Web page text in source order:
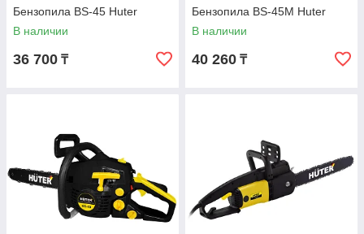
Бензопила BS-45 Huter
В наличии
36 700 ₸
Бензопила BS-45M Huter
В наличии
40 260 ₸